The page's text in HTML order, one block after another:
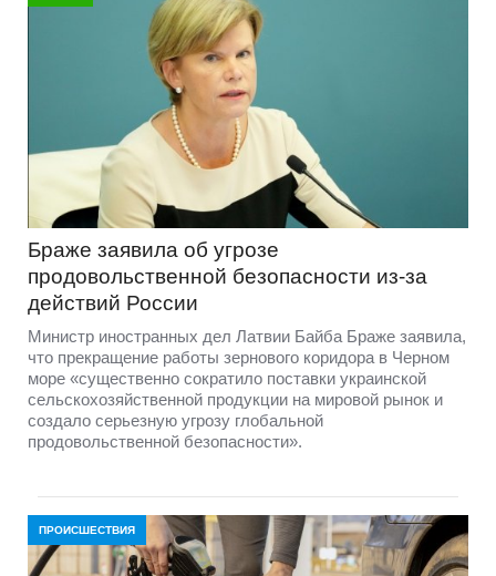
Браже заявила об угрозе
продовольственной безопасности из-за
действий России
Министр иностранных дел Латвии Байба Браже заявила,
что прекращение работы зернового коридора в Черном
море «существенно сократило поставки украинской
сельскохозяйственной продукции на мировой рынок и
создало серьезную угрозу глобальной
продовольственной безопасности».
ПРОИСШЕСТВИЯ